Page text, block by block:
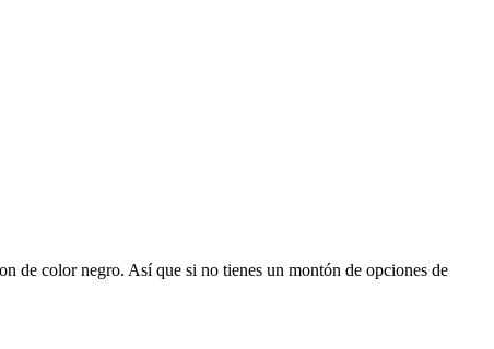
de color negro. Así que si no tienes un montón de opciones de